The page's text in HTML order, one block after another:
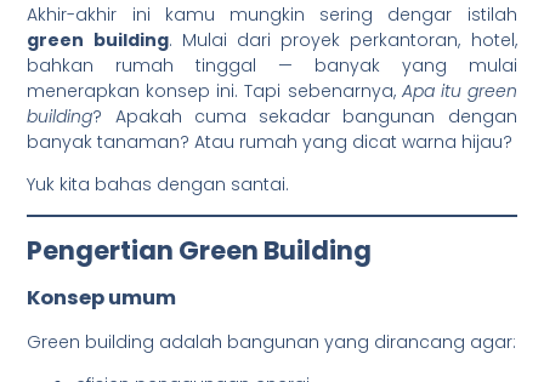
Akhir-akhir ini kamu mungkin sering dengar istilah
green building. Mulai dari proyek perkantoran, hotel,
bahkan rumah tinggal — banyak yang mulai
menerapkan konsep ini. Tapi sebenarnya, Apa itu green
building? Apakah cuma sekadar bangunan dengan
banyak tanaman? Atau rumah yang dicat warna hijau?
Yuk kita bahas dengan santai.
Pengertian Green Building
Konsep umum
Green building adalah bangunan yang dirancang agar: